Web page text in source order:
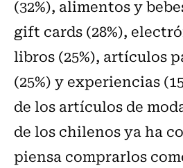
(32%), alimentos y
gift cards (28%),
libros (25%), artículos
(25%) y experiencias
de los artículos de
de los chilenos ya ha
piensa comprarlos